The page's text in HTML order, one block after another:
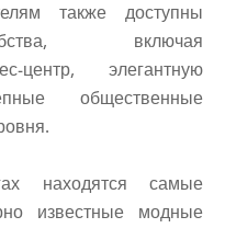
также доступны
включая
центр, элегантную
общественные
находятся самые
известные модные